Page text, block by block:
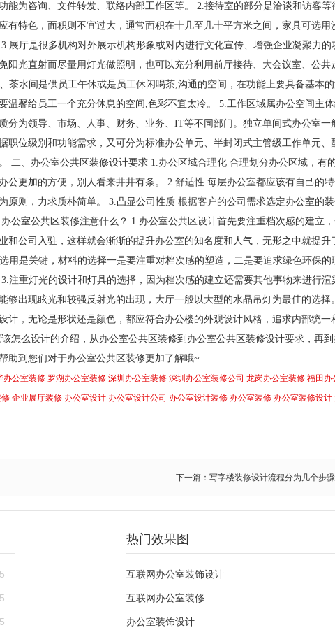
能为咨询、文件转发、联络内部工作区等。 2.接待室的部分是洽谈和访客等
有特色，面积则不宜过大，通常面积在十几至几十平方米之间，家具可选用
展厅是很多机构对外展示机构形象或对内进行文化宣传、增强企业凝聚力的
阳光直射而尽量用灯光做照明，也可以充分利用前厅接待、大会议室、公共
茶水间是供员工午休或是员工休闲喝茶,沟通的空间，在功能上要具备基本
温馨给员工一个充分休息的空间,色彩不宜太冷。 5.工作区域属办公空间主
分为领导、市场、人事、财务、业务、IT等不同部门。独立单间式办公室一
职位级别和功能需求，又可分为标准办公单元、半封闭式主管级工作单元、
二、办公室公共区装修设计要求 1.办公区域合理化 合理划分办公区域，有
公更加的方便，别人看来井井有条。 2.舒适性 每层办公室都应该有自己的特
原则，力求质朴简单。 3.凸显公司性质 根据客户的公司需求选定办公室的
公室公共区装修注意什么？ 1.办公室公共区设计首先要注重档次感的建立
和公司入驻，这样就会渐渐的提升办公室的知名度和人气，无形之中就提升
用是关键，材料的选择一是要注重对档次感的塑造，二是要追求绿色环保的
注重灯光的设计和灯具的选择，因为档次感的建立还需要其他事物来进行渲
够出现眩光和较强反射光的出现，大厅一般以大型的水晶吊灯为最佳的选择
计，无论是形状还是颜色，都应符合办公楼的外观设计风格，追求内部统一
怎么设计的介绍，从办公室公共区装修到办公室公共区装修设计要求，再
助到您们对于办公室公共区装修更加了解哦~
办公室装修 罗湖办公室装修 深圳办公室装修 深圳办公室装修公司 龙岗办公室装修 福田办
修 企业展厅装修 办公室设计 办公室设计公司 办公室设计装修 办公室装修 办公室装修设计
下一篇：写字楼装修设计流程分为几个步骤
热门效果图
互联网办公室装饰设计
互联网办公室装修
办公室装饰设计